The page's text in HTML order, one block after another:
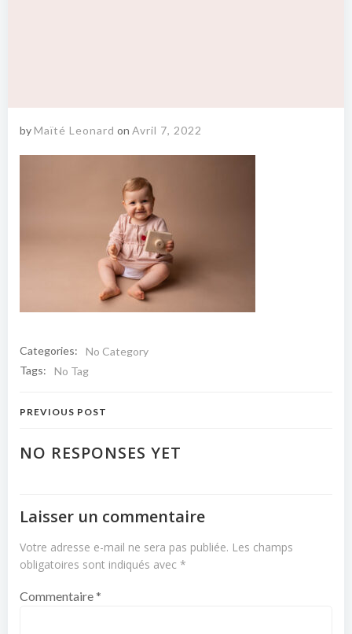
byMaïté Leonard on Avril 7, 2022
Categories:
No Category
Tags:
No Tag
Navigation
de
PREVIOUS POST
NO RESPONSES YET
Laisser un commentaire
Votre adresse e-mail ne sera pas publiée. Les champs
obligatoires sont indiqués avec *
Commentaire*